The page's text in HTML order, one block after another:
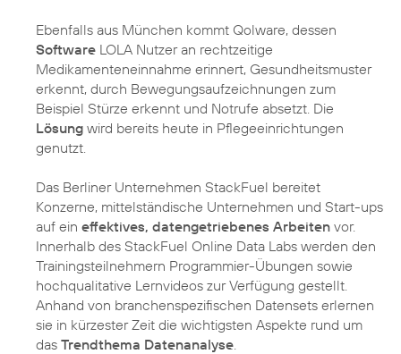
Ebenfalls aus München kommt Qolware, dessen
Software LOLA Nutzer an rechtzeitige
Medikamenteneinnahme erinnert, Gesundheitsmuster
erkennt, durch Bewegungsaufzeichnungen zum
Beispiel Stürze erkennt und Notrufe absetzt. Die
Lösung wird bereits heute in Pflegeeinrichtungen
genutzt.
Das Berliner Unternehmen StackFuel bereitet
Konzerne, mittelständische Unternehmen und Start-ups
auf ein effektives, datengetriebenes Arbeiten vor.
Innerhalb des StackFuel Online Data Labs werden den
Trainingsteilnehmern Programmier-Übungen sowie
hochqualitative Lernvideos zur Verfügung gestellt.
Anhand von branchenspezifischen Datensets erlernen
sie in kürzester Zeit die wichtigsten Aspekte rund um
das Trendthema Datenanalyse